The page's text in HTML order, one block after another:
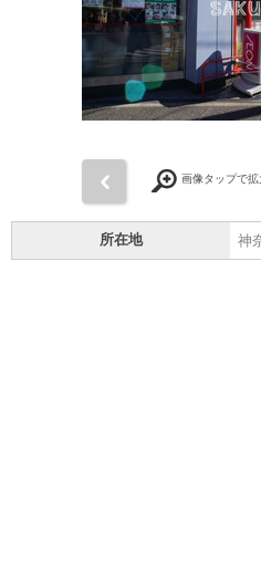
画像タップで拡
所在地 神